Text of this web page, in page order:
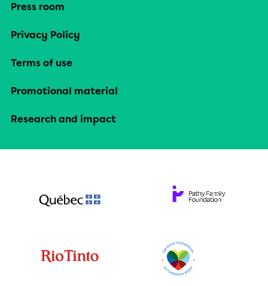
Press room
Privacy Policy
Terms of use
Promotional material
Research and impact